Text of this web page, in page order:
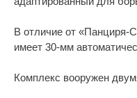
В отличие от
имеет 30-мм
Комплекс вооружен